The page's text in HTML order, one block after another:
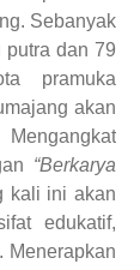
Sebanyak
putra dan 79
pramuka
akan
Mengangkat
“Berkarya
kali ini akan
edukatif,
Menerapkan